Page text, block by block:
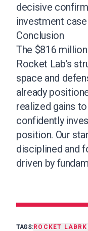
decisive
investment
Conclusion
The $816
Rocket Lab’s
space and
already
realized gains
confidently
position. Our
disciplined and
driven by
TAGS:ROCKET LAB